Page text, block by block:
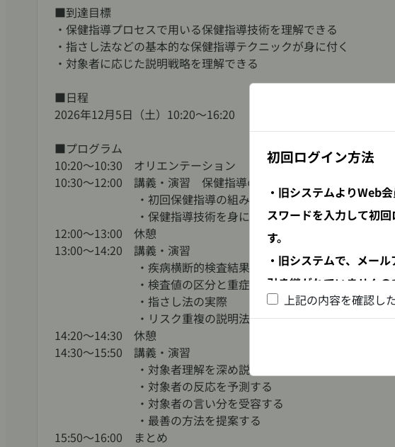
■到達目標
・保健指導プロセスで用いる保健指導技術を理解できる
・指さし法などの基本的な保健指導テクニックが身に付く
・対象者に応じた説明戦略を理解できる
■日程
2026年12月5日（土）10:20～16:20
■プログラム
10:20～10:30 オリエンテーション
10:30～12:00 講義・演習 保健指導のプロセスと技術
・初回保健指導の組み立て
・保健指導技術を身に着ける
12:00～13:00 休憩
13:00～14:20 講義・演習
・疾病横断的検査結果の説明
・検査値の区分と重症度
・指さし法の実際
・リスク重複の説明法
14:20～14:30 休憩
14:30～15:50 講義・演習
・対象者理解を深め説得力を上げる
・対象者の反応を予測する
・対象者の言い分を受容する
・最善の方法を提案する
15:50～16:00 まとめ
初回ログイン方法
・旧システムよりWeb
スワードを入力して初
す。
・旧システムで、メール
引き継がれていませんの
新規会員登録の際は
・1つのメールアド
せん
上記の内容を確認し